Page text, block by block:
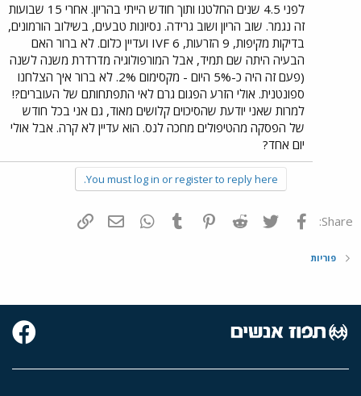
לפני 4.5 שנים החלטנו ותוך חודש הייתי בהריון. אחרי 15 שבועות
זה נגמר. שוב הריון ושוב גרידה. נסיונות טבעים, בשילוב הורמונים,
בדיקות מקיפות, 9 הזרעות, 6 IVF ועדיין כלום. לא ברור האם
הבעיה היתה שם תמיד, אבל המורפולוגיה מדרדרת משנה לשנה
(פעם זה היה כ-5% היום - מקסימום 2%. לא ברור איך הצלחנו
ספונטנית. אולי הזרע הפגום גרם לאי התפתחותם של העוברים?!
למרות שאני יודעת שהסיכוים קלושים מאוד, גם אני בכל חודש
של הפסקה מהטיפולים מחכה לנס. הוא עדיין לא קרה. אבל אולי
יום אחד?
You must log in or register to reply here.
Share: פייסבוק Twitter
Reddit
Pinterest
Tumblr
WhatsAppדואר אלקטרוני
פוריות